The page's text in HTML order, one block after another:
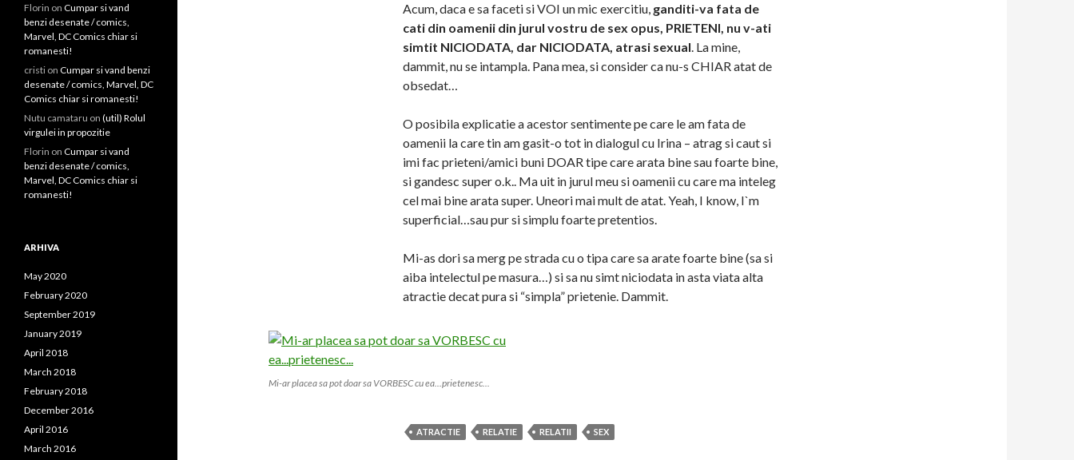
Acum, daca e sa faceti si VOI un mic exercitiu, ganditi-va fata de
cati din oamenii din jurul vostru de sex opus, PRIETENI, nu v-ati
simtit NICIODATA, dar NICIODATA, atrasi sexual. La mine,
dammit, nu se intampla. Pana mea, si consider ca nu-s CHIAR atat de
obsedat…
O posibila explicatie a acestor sentimente pe care le am fata de
oamenii la care tin am gasit-o tot in dialogul cu Irina – atrag si caut si
imi fac prieteni/amici buni DOAR tipe care arata bine sau foarte bine,
si gandesc super o.k.. Ma uit in jurul meu si oamenii cu care ma inteleg
cel mai bine arata super. Uneori mai mult de atat. Yeah, I know, I`m
superficial…sau pur si simplu foarte pretentios.
Mi-as dori sa merg pe strada cu o tipa care sa arate foarte bine (sa si
aiba intelectul pe masura…) si sa nu simt niciodata in asta viata alta
atractie decat pura si “simpla” prietenie. Dammit.
Mi-ar placea sa pot doar sa VORBESC cu ea...prietenesc...
ATRACTIE RELATIE RELATII SEX
Florin on Cumpar si vand
benzi desenate / comics,
Marvel, DC Comics chiar si
romanesti!
cristi on Cumpar si vand benzi
desenate / comics, Marvel, DC
Comics chiar si romanesti!
Nutu camataru on (util) Rolul
virgulei in propozitie
Florin on Cumpar si vand
benzi desenate / comics,
Marvel, DC Comics chiar si
romanesti!
ARHIVA
May 2020
February 2020
September 2019
January 2019
April 2018
March 2018
February 2018
December 2016
April 2016
March 2016